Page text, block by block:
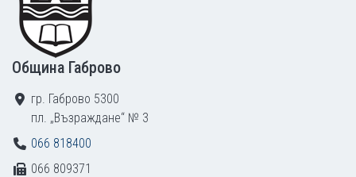
Община Габрово
гр. Габрово 5300
пл. „Възраждане“ № 3
066 818400
066 809371